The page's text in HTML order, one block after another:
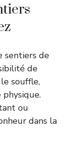
sentiers de
de
souffle,
ou
dans la